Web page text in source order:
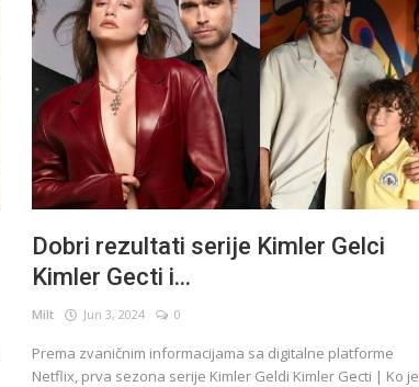
Dobri rezultati serije Kimler Gelci
Kimler Gecti i...
Milt Jun 3, 2024 0
Prema zvaničnim informacijama sa digitalne platforme
Netflix, prva sezona serije Kimler Geldi Kimler Gecti | Ko je